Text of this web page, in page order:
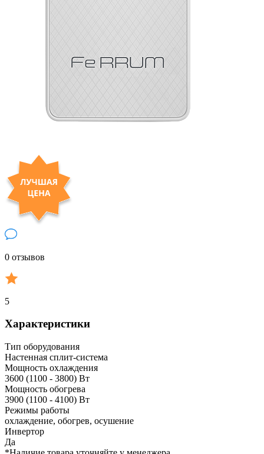
0 отзывов
5
Характеристики
Тип оборудования
Настенная сплит-система
Мощность охлаждения
3600 (1100 - 3800) Вт
Мощность обогрева
3900 (1100 - 4100) Вт
Режимы работы
охлаждение, обогрев, осушение
Инвертор
Да